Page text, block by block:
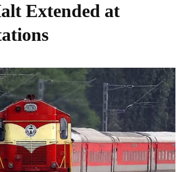
Extended at